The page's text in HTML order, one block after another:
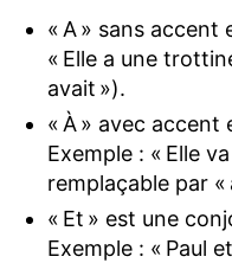
« A » sans accent
« Elle a une
avait »).
« À » avec
Exemple : « Elle
remplaçable par «
« Et » est une
Exemple : « Paul